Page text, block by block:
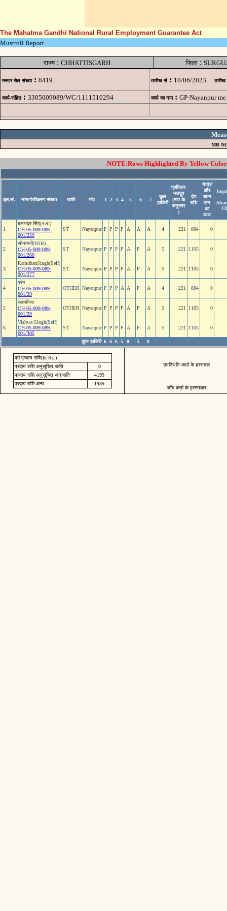
The Mahatma Gandhi National Rural Employment Guarantee Act
Mustroll Report
राज्य: CHHATTISGARH जिला:
मस्टर रोल संख्या : 8419 तारीख से : 10/06/2023 तारीख
कार्य-संहित : 3305009089/WC/1111510294 कार्य का नाम : GP-Nayanpur
MB
NOTE:Rows Highlighted By Yellow
क्र.सं. नाम/पंजीकरण संख्या जाति गांव 1 2 3 4 5 6 7
कुल
हाजिरी
प्रतिदन
मजदूर
(माप के
अनुसार
)
देय
राशि
यात्रा
और
खान
पान
का
व्यय
1
बलभद्र सिंह(Self)
CH-05-009-089-
001/259
ST Nayanpur P P P P A A A 4 221 884 0
2
सोनामनी(Wife)
CH-05-009-089-
001/260
ST Nayanpur P P P P A P A 5 221 1105 0
3
RamdhanSingh(Self)
CH-05-009-089-
001/277
ST Nayanpur P P P P A P A 5 221 1105 0
4
प्रेम
CH-05-009-089-
001/29
OTHER Nayanpur P P P A A P A 4 221 884 0
5
रजमनिया
CH-05-009-089-
001/29
OTHER Nayanpur P P P P A P A 5 221 1105 0
6
Vishwa Singh(Self)
CH-05-009-089-
001/305
ST Nayanpur P P P P A P A 5 221 1105 0
कुल हाजिरी 6 6 6 5 0 5 0
वर्ग प्रदाय राशि(In Rs.)
प्रदाय राशि अनुसूचित जाति
0
प्रदाय राशि अनुसूचित जनजाति
4199
प्रदाय राशि अन्य
1989
उपस्थिति कर्ता के हस्ताक्षर
जॉच कर्ता के ह्रस्ताक्षर